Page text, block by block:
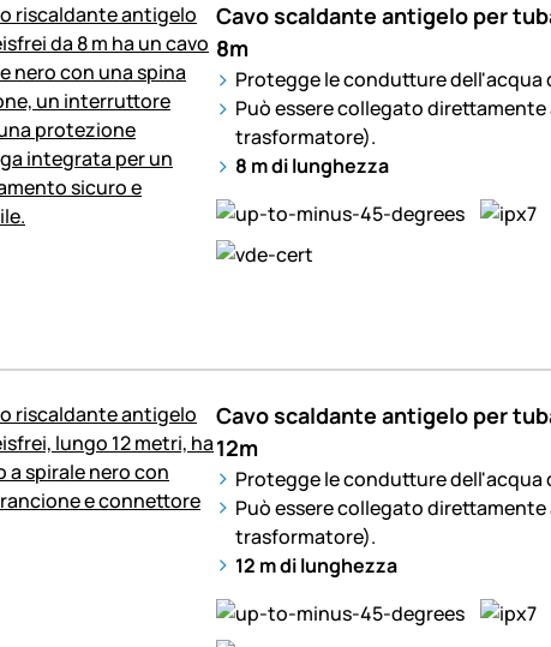
Cavo scaldante antigelo per
8m
Protegge le condutture dell'acqua
Può essere collegato direttamente
trasformatore).
8 m di lunghezza
Cavo scaldante antigelo per
12m
Protegge le condutture dell'acqua
Può essere collegato direttamente
trasformatore).
12 m di lunghezza